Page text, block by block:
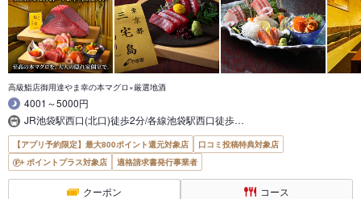
高級鮨店御用達やま幸の本マグロ×厳選地酒
4001～5000円
JR池袋駅西口(北口)徒歩2分/各線池袋駅西口徒歩…
【アプリ予約限定】最大800ポイント還元対象店
口コミ投稿特典対象店
ポイントプラス対象店
適格請求書発行事業者
クーポン コース